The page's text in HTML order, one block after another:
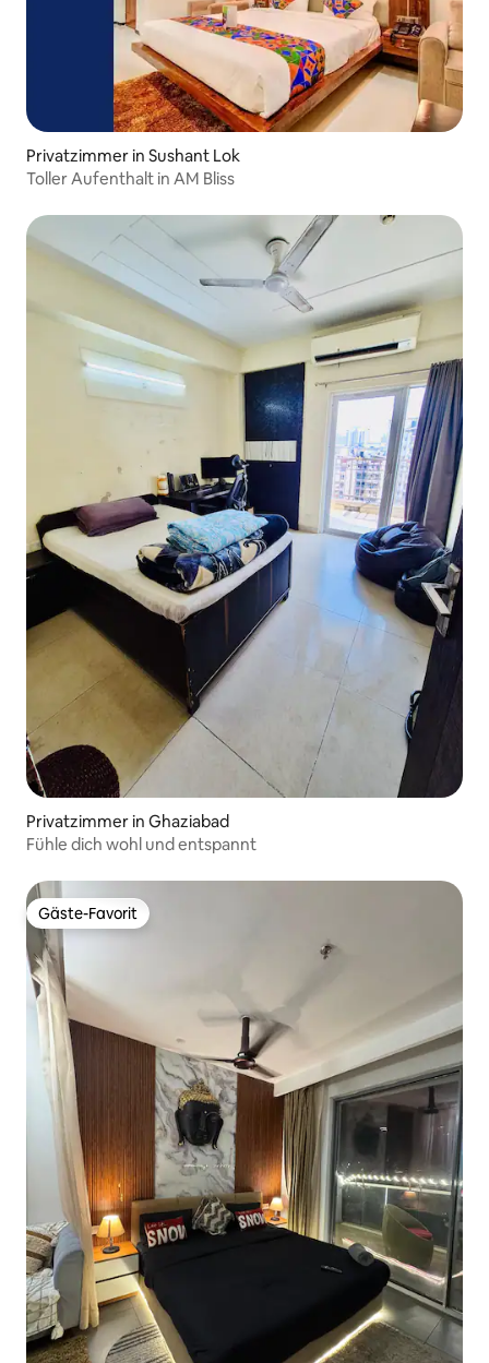
Privatzimmer in Sushant Lok
Toller Aufenthalt in AM Bliss
Privatzimmer in Ghaziabad
Fühle dich wohl und entspannt
Gäste-Favorit
Gäste-Favorit